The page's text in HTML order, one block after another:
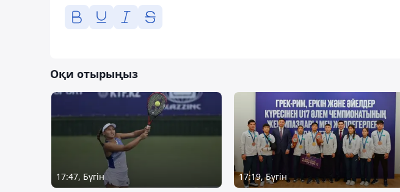
Оқи отырыңыз
17:47, Бүгін 17:19, Бүгін